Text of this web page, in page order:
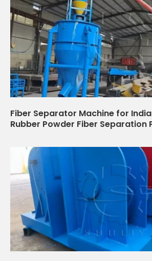
Fiber Separator Machine for
Rubber Powder Fiber Separation